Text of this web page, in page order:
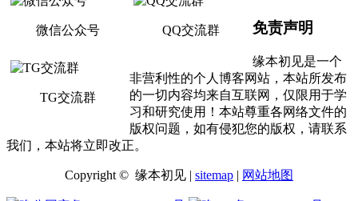
微信公众号 QQ交流群
TG交流群
免责声明
缘本初见是一个
非营利性的个人博客网站，本站所发布
的一切内容均来自互联网，仅限用于学
习和研究使用！本站尊重各网络文件的
版权问题，如有侵犯您的版权，请联系
我们，本站将立即改正。
Copyright © 缘本初见 | sitemap | 网站地图